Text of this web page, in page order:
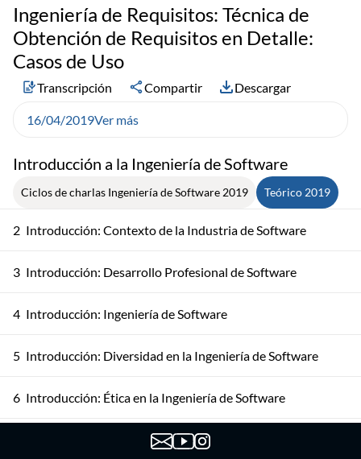
Introducción a la Ingeniería de Software
Ciclos de charlas Ingeniería de Software 2019 Teórico 2019
2 Introducción: Contexto de la Industria de Software
3 Introducción: Desarrollo Profesional de Software
4 Introducción: Ingeniería de Software
5 Introducción: Diversidad en la Ingeniería de Software
6 Introducción: Ética en la Ingeniería de Software
Procesos de Software: Modelos de Proceso
Ingeniería de Requisitos: Técnica de
Obtención de Requisitos en Detalle:
Casos de Uso
Transcripción Compartir Descargar
16/04/2019Ver más